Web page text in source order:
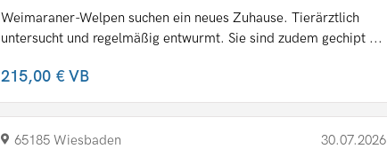
Weimaraner-Welpen suchen ein neues Zuhause. Tierärztlich
untersucht und regelmäßig entwurmt. Sie sind zudem gechipt ...
215,00 €VB
65185 Wiesbaden 30.07.2026